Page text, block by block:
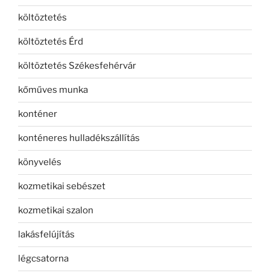
költöztetés
költöztetés Érd
költöztetés Székesfehérvár
kőműves munka
konténer
konténeres hulladékszállítás
könyvelés
kozmetikai sebészet
kozmetikai szalon
lakásfelújítás
légcsatorna